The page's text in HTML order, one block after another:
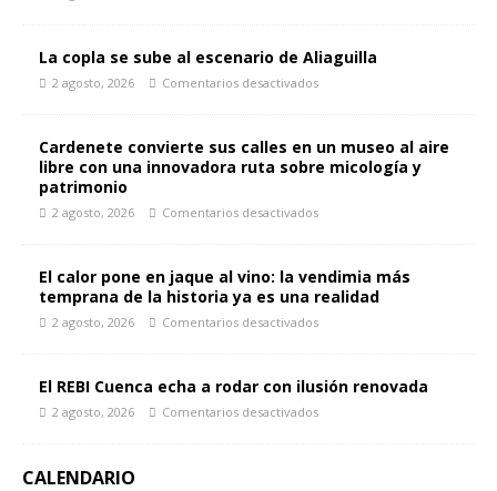
La copla se sube al escenario de Aliaguilla
2 agosto, 2026 Comentarios desactivados
Cardenete convierte sus calles en un museo al aire
libre con una innovadora ruta sobre micología y
patrimonio
2 agosto, 2026 Comentarios desactivados
El calor pone en jaque al vino: la vendimia más
temprana de la historia ya es una realidad
2 agosto, 2026 Comentarios desactivados
El REBI Cuenca echa a rodar con ilusión renovada
2 agosto, 2026 Comentarios desactivados
CALENDARIO